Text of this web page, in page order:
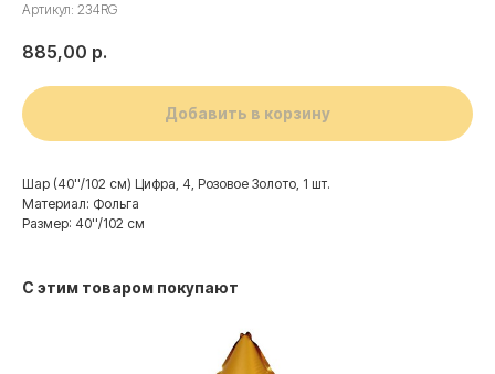
Артикул: 234RG
885,00 р.
Добавить в корзину
Шар (40''/102 см) Цифра, 4, Розовое Золото, 1 шт.
Материал: Фольга
Размер: 40''/102 см
С этим товаром покупают